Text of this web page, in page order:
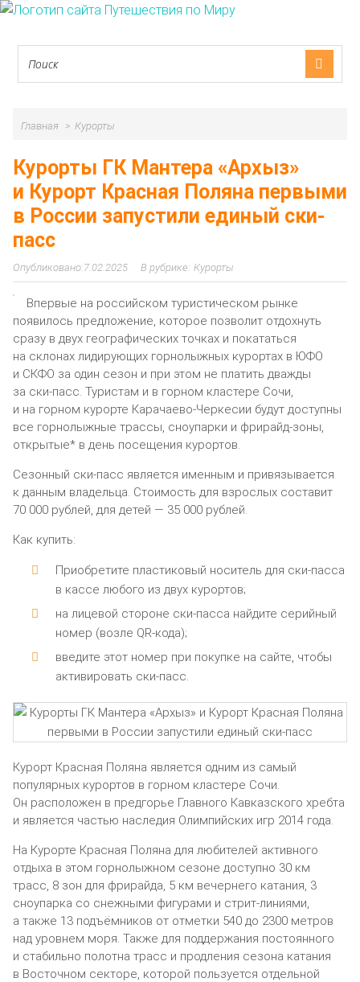
Главная Курорты
Курорты ГК Мантера «Архыз»
и Курорт Красная Поляна первыми
в России запустили единый ски-
пасс
7.02.2025 Курорты
Впервые на российском туристическом рынке
появилось предложение, которое позволит отдохнуть
сразу в двух географических точках и покататься
на склонах лидирующих горнолыжных курортах в ЮФО
и СКФО за один сезон и при этом не платить дважды
за ски-пасс. Туристам и в горном кластере Сочи,
и на горном курорте Карачаево-Черкесии будут доступны
все горнолыжные трассы, сноупарки и фрирайд-зоны,
открытые* в день посещения курортов.
Сезонный ски-пасс является именным и привязывается
к данным владельца. Стоимость для взрослых составит
70 000 рублей, для детей — 35 000 рублей.
Как купить:
Приобретите пластиковый носитель для ски-пасса
в кассе любого из двух курортов;
на лицевой стороне ски-пасса найдите серийный
номер (возле QR-кода);
введите этот номер при покупке на сайте, чтобы
активировать ски-пасс.
Курорт Красная Поляна является одним из самый
популярных курортов в горном кластере Сочи.
Он расположен в предгорье Главного Кавказского хребта
и является частью наследия Олимпийских игр 2014 года.
На Курорте Красная Поляна для любителей активного
отдыха в этом горнолыжном сезоне доступно 30 км
трасс, 8 зон для фрирайда, 5 км вечернего катания, 3
сноупарка со снежными фигурами и стрит-линиями,
а также 13 подъёмников от отметки 540 до 2300 метров
над уровнем моря. Также для поддержания постоянного
и стабильно полотна трасс и продления сезона катания
в Восточном секторе, которой пользуется отдельной